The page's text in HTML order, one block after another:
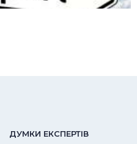
ДУМКИ ЕКСПЕРТIВ